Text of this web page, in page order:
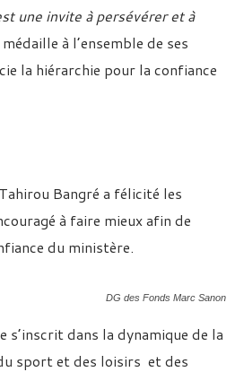
une invite à persévérer et à
à l’ensemble de ses
la hiérarchie pour la confiance
Bangré a félicité les
à faire mieux afin de
du ministère.
DG des Fonds Marc Sanon
s’inscrit dans la dynamique de la
sport et des loisirs et des